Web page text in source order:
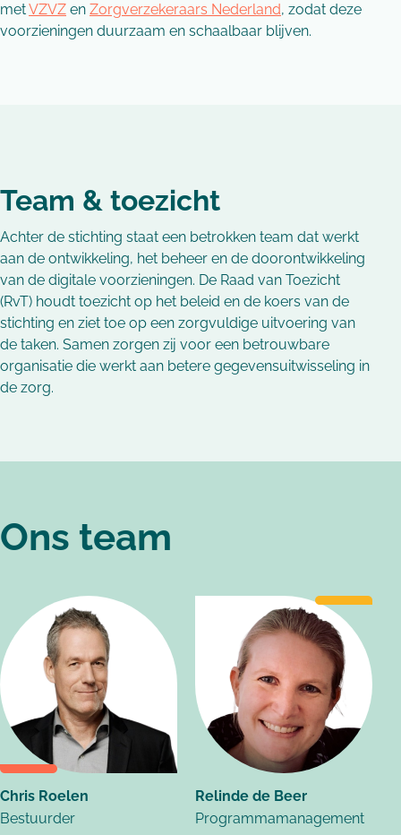
metVZVZ en Zorgverzekeraars Nederland, zodat deze
voorzieningen duurzaam en schaalbaar blijven.
Team & toezicht
Achter de stichting staat een betrokken team dat werkt
aan de ontwikkeling, het beheer en de doorontwikkeling
van de digitale voorzieningen. De Raad van Toezicht
(RvT) houdt toezicht op het beleid en de koers van de
stichting en ziet toe op een zorgvuldige uitvoering van
de taken. Samen zorgen zij voor een betrouwbare
organisatie die werkt aan betere gegevensuitwisseling in
de zorg.
Ons team
Chris Roelen
Bestuurder
Relinde de Beer
Programmamanagement